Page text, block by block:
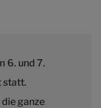
6. und 7.
statt.
ganze